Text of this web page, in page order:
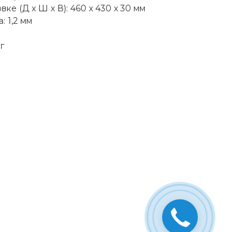
(Д x Ш x В): 460 x 430 x 30 мм
1,2 мм